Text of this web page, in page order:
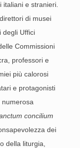
e stranieri.
di musei
degli Uffici
Commissioni
professori e
più calorosi
e protagonisti
concilium
dei
della liturgia,